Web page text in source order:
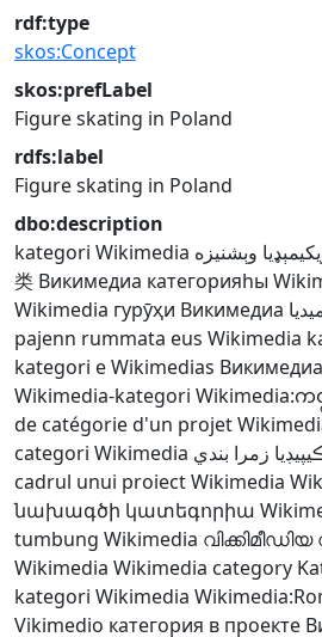
rdf:type
skos:Concept
skos:prefLabel
Figure skating in Poland
rdfs:label
Figure skating in Poland
dbo:description
kategori Wikimedia وېشنيزه
类 Викимедиа категорияһы
Wikimedia гурӯҳи Викимедиа
pajenn rummata eus Wikimedia
kategori e Wikimedias
Wikimedia-kategori Wikimedia:က
de catégorie d'un projet
categori Wikimedia زمرا بندي
cadrul unui proiect Wikimedia
նախագծի կատեգորիա
tumbung Wikimedia വിക്കിമീഡിയ
Wikimedia Wikimedia category
kategori Wikimedia
Vikimedio категория в проекте